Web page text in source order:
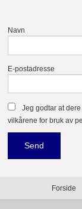
Navn
E-postadresse
Jeg godtar at
vilkårene for bruk av
Forside